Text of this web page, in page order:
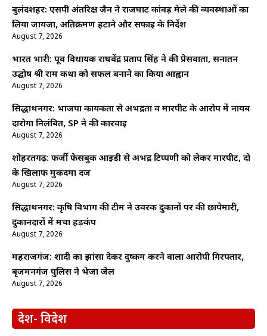
बुलंदशहर: एसपी अंतरिक्ष जैन ने राजघाट कांवड़ मेले की व्यवस्थाओं का
लिया जायजा, अतिक्रमण हटाने और सफाई के निर्देश
August 7, 2026
भारत भारी: पूर्व विधायक राघवेंद्र प्रताप सिंह ने की प्रेसवार्ता, सनातन
उद्घोष श्री राम कथा को सफल बनाने का किया आह्वान
August 7, 2026
सिद्धार्थनगर: भाजपा कार्यकर्ता से अभद्रता व मारपीट के आरोप में नायब
दारोगा निलंबित, SP ने की कार्रवाई
August 7, 2026
शोहरतगढ़: फर्जी फेसबुक आईडी से अभद्र टिप्पणी को लेकर मारपीट, दो
के खिलाफ मुकदमा दर्ज
August 7, 2026
सिद्धार्थनगर: कृषि विभाग की टीम ने उर्वरक दुकानों पर की छापेमारी,
दुकानदारों में मचा हड़कंप
August 7, 2026
महराजगंज: शादी का झांसा देकर दुष्कर्म करने वाला आरोपी गिरफ्तार,
बृजमनगंज पुलिस ने भेजा जेल
August 7, 2026
देश- विदेश